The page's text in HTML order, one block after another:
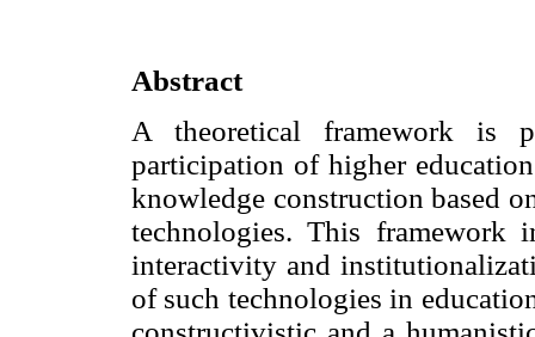
Abstract
A theoretical framework is
participation of higher
knowledge construction based
technologies. This framework
interactivity and
of such technologies in